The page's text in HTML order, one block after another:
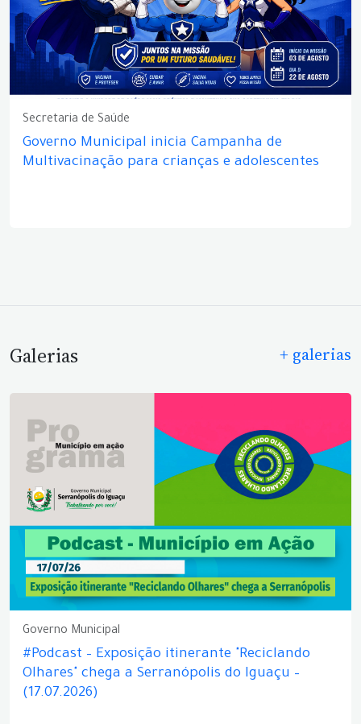
Secretaria de Saúde
Governo Municipal inicia Campanha de
Multivacinação para crianças e adolescentes
Galerias + galerias
Governo Municipal
#Podcast – Exposição itinerante "Reciclando
Olhares" chega a Serranópolis do Iguaçu –
(17.07.2026)